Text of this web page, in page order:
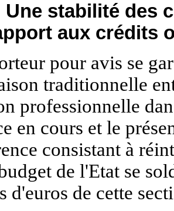
Une stabilité des
aux crédits
pour avis se
traditionnelle
professionnelle
en cours et le
consistant à
de l'Etat se
d'euros de cette